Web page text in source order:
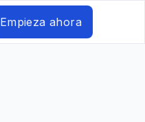
Empieza ahora